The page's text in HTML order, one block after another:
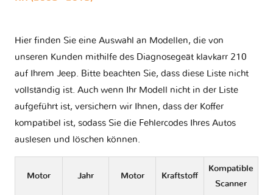
Hier finden Sie eine Auswahl an Modellen, die von
unseren Kunden mithilfe des Diagnosegeät klavkarr 210
auf Ihrem Jeep. Bitte beachten Sie, dass diese Liste nicht
vollständig ist. Auch wenn Ihr Modell nicht in der Liste
aufgeführt ist, versichern wir Ihnen, dass der Koffer
kompatibel ist, sodass Sie die Fehlercodes Ihres Autos
auslesen und löschen können.
Motor Jahr Motor Kraftstoff
Kompatible
Scanner